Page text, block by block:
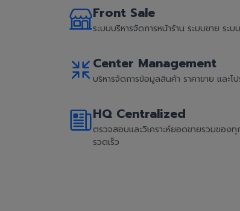
Front Sale
ระบบบริหารจัดการหน้าร้าน ระบบขาย ร
Center Management
บริหารจัดการข้อมูลสินค้า ราคาขาย และโ
HQ Centralized
ตรวจสอบและวิเคราะห์ยอดขายรวมของ
รวดเร็ว